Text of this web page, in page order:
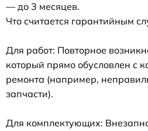
— до 3 месяцев.
Что считается гарантийным
Для работ: Повторное
который прямо обусловлен с
ремонта (например,
запчасти).
Для комплектующих: